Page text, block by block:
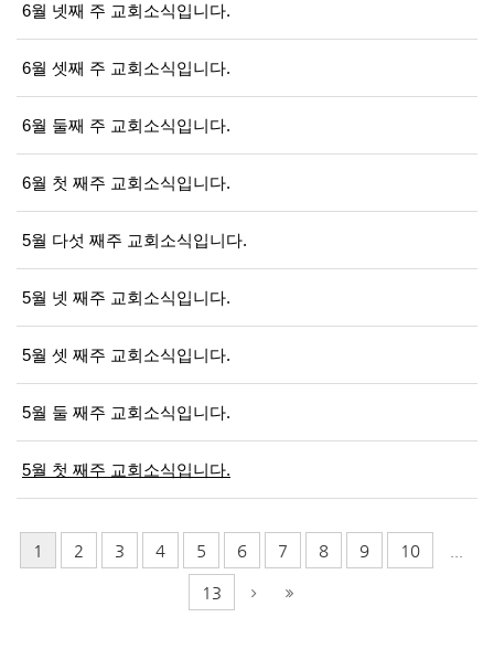
6월 넷째 주 교회소식입니다.
6월 셋째 주 교회소식입니다.
6월 둘째 주 교회소식입니다.
6월 첫 째주 교회소식입니다.
5월 다섯 째주 교회소식입니다.
5월 넷 째주 교회소식입니다.
5월 셋 째주 교회소식입니다.
5월 둘 째주 교회소식입니다.
5월 첫 째주 교회소식입니다.
1 2 3 4 5 6 7 8 9 10
13